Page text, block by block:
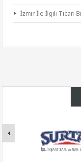
İzmir İle İlgili Ticari